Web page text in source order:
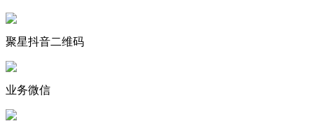
聚星抖音二维码
业务微信